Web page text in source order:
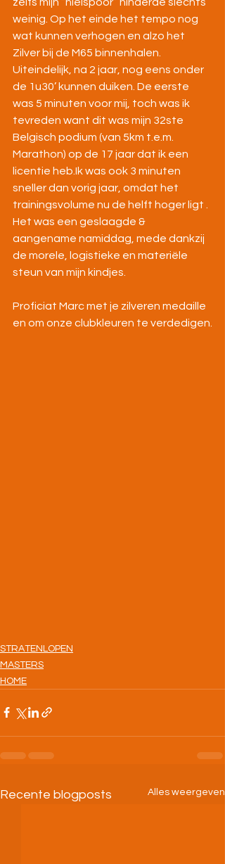
weinig. Op het einde het tempo nog
wat kunnen verhogen en alzo het
Zilver bij de M65 binnenhalen.
Uiteindelijk, na 2 jaar, nog eens onder
de 1u30’ kunnen duiken. De eerste
was 5 minuten voor mij, toch was ik
tevreden want dit was mijn 32ste
Belgisch podium (van 5km t.e.m.
Marathon) op de 17 jaar dat ik een
licentie heb.Ik was ook 3 minuten
sneller dan vorig jaar, omdat het
trainingsvolume nu de helft hoger ligt .
Het was een geslaagde &
aangename namiddag, mede dankzij
de morele, logistieke en materiële
steun van mijn kindjes.
Proficiat Marc met je zilveren medaille
en om onze clubkleuren te verdedigen.
STRATENLOPEN
MASTERS
HOME
Recente blogposts Alles weergeven